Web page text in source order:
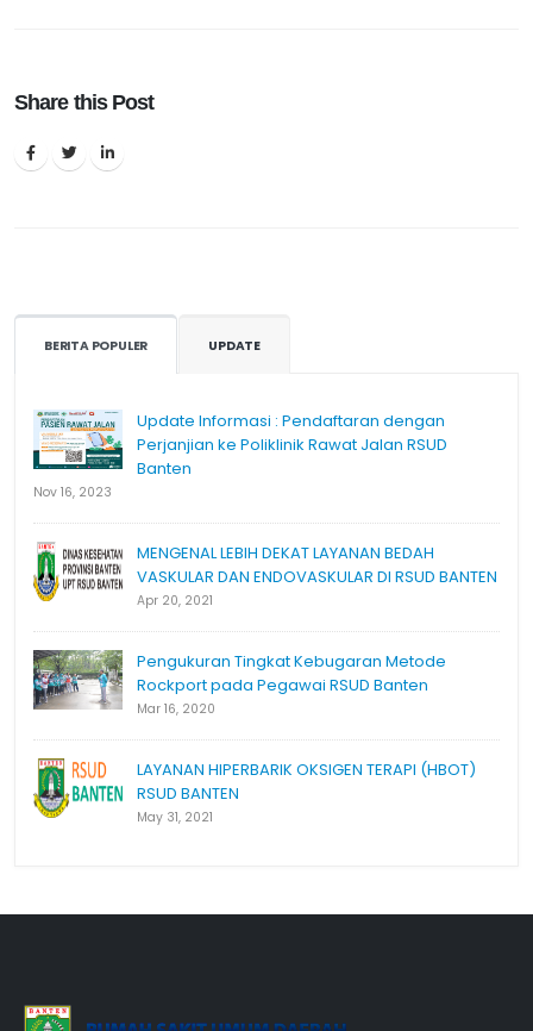
Share this Post
BERITA POPULER UPDATE
Update Informasi : Pendaftaran dengan
Perjanjian ke Poliklinik Rawat Jalan RSUD
Banten
Nov 16, 2023
MENGENAL LEBIH DEKAT LAYANAN BEDAH
VASKULAR DAN ENDOVASKULAR DI RSUD BANTEN
Apr 20, 2021
Pengukuran Tingkat Kebugaran Metode
Rockport pada Pegawai RSUD Banten
Mar 16, 2020
LAYANAN HIPERBARIK OKSIGEN TERAPI (HBOT)
RSUD BANTEN
May 31, 2021